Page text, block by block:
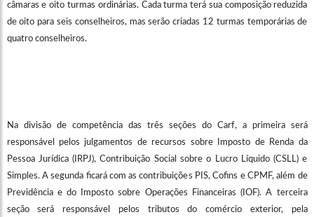
câmaras e oito turmas ordinárias. Cada turma terá sua composição reduzida
de oito para seis conselheiros, mas serão criadas 12 turmas temporárias de
quatro conselheiros.
Na divisão de competência das três seções do Carf, a primeira será
responsável pelos julgamentos de recursos sobre Imposto de Renda da
Pessoa Jurídica (IRPJ), Contribuição Social sobre o Lucro Líquido (CSLL) e
Simples. A segunda ficará com as contribuições PIS, Cofins e CPMF, além de
Previdência e do Imposto sobre Operações Financeiras (IOF). A terceira
seção será responsável pelos tributos do comércio exterior, pela